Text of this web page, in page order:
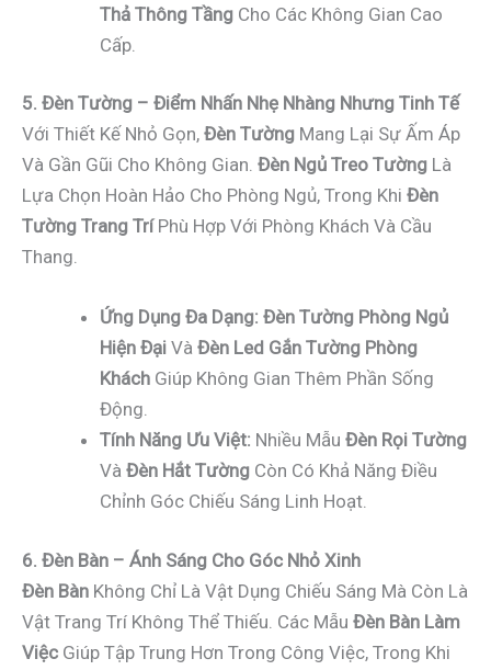
Thả Thông Tầng Cho Các Không Gian Cao
Cấp.
5. Đèn Tường – Điểm Nhấn Nhẹ Nhàng Nhưng Tinh Tế
Với Thiết Kế Nhỏ Gọn, Đèn Tường Mang Lại Sự Ấm Áp
Và Gần Gũi Cho Không Gian. Đèn Ngủ Treo Tường Là
Lựa Chọn Hoàn Hảo Cho Phòng Ngủ, Trong Khi Đèn
Tường Trang TríPhù Hợp Với Phòng Khách Và Cầu
Thang.
Ứng Dụng Đa Dạng: Đèn Tường Phòng Ngủ
Hiện Đại Và Đèn Led Gắn Tường Phòng
Khách Giúp Không Gian Thêm Phần Sống
Động.
Tính Năng Ưu Việt: Nhiều Mẫu Đèn Rọi Tường
Và Đèn Hắt Tường Còn Có Khả Năng Điều
Chỉnh Góc Chiếu Sáng Linh Hoạt.
6. Đèn Bàn – Ánh Sáng Cho Góc Nhỏ Xinh
Đèn Bàn Không Chỉ Là Vật Dụng Chiếu Sáng Mà Còn Là
Vật Trang Trí Không Thể Thiếu. Các Mẫu Đèn Bàn Làm
Việc Giúp Tập Trung Hơn Trong Công Việc, Trong Khi